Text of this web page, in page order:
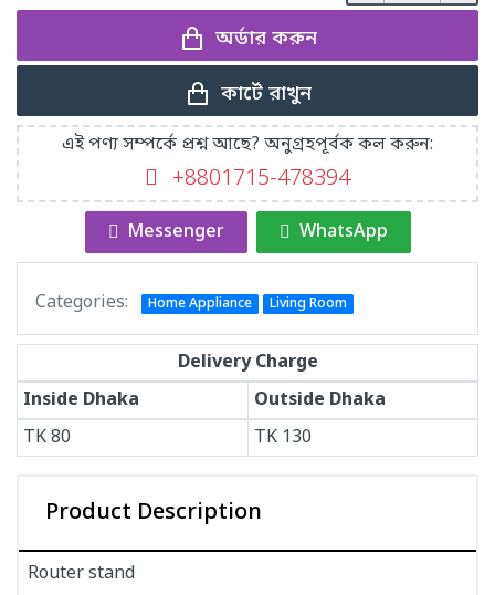
অর্ডার করুন
কার্টে রাখুন
এই পণ্য সম্পর্কে প্রশ্ন আছে? অনুগ্রহপূর্বক কল করুন:
+8801715-478394
Messenger WhatsApp
Categories: Home Appliance Living Room
Delivery Charge
Inside Dhaka
Outside Dhaka
TK80 TK 130
Product Description
Router stand